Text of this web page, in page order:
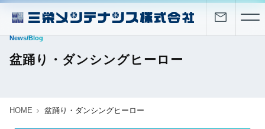
News/Blog
盆踊り・ダンシングヒーロー
HOME 盆踊り・ダンシングヒーロー